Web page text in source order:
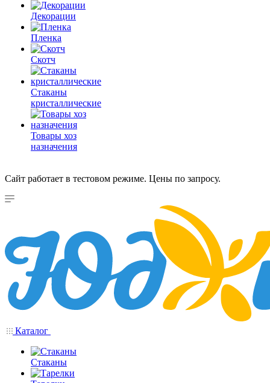
Декорации
Пленка
Скотч
Стаканы
кристаллические
Товары хоз
назначения
Сайт работает в тестовом режиме. Цены по запросу.
Каталог
Стаканы